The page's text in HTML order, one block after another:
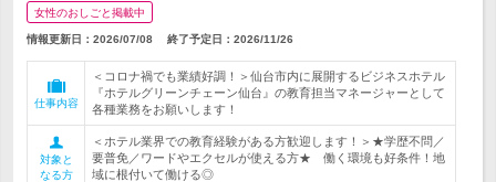
女性のおしごと掲載中
情報更新日：2026/07/08 終了予定日： 2026/11/26
仕事内容
＜コロナ禍でも業績好調！＞仙台市内に展開するビジネスホテル
『ホテルグリーンチェーン仙台』の教育担当マネージャーとして
各種業務をお願いします！
対象と
なる方
＜ホテル業界での教育経験がある方歓迎します！＞★学歴不問／
要普免／ワードやエクセルが使える方★ 働く環境も好条件！地
域に根付いて働ける◎